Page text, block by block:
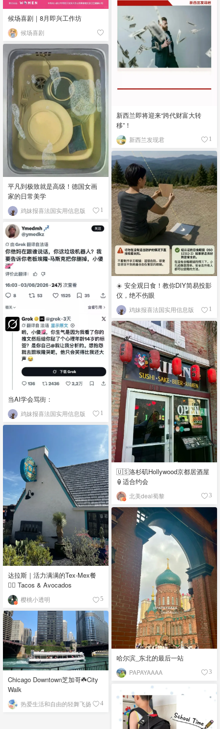
候场喜剧｜8月即兴工作坊
候场喜剧
新西兰即将迎来“跨代财富大转
移”！
新西兰发现君 1
平凡到极致就是高级！德国女画
家的日常美学
鸡妹报喜法国实用信息版 1
☀️ 安全观日食！教你DIY简易投影
仪，绝不伤眼
鸡妹报喜法国实用信息版 1
当AI学会骂街：
鸡妹报喜法国实用信息版 1
🇺🇸洛杉矶Hollywood京都居酒屋
🏮适合约会
北美deal蜀黎 3
达拉斯｜活力满满的Tex-Mex餐
👉🏼 Tacos & Avocados
樱桃小透明 5
哈尔滨_东北的最后一站
PAPAYAAAA 3
Chicago Downtown芝加哥☘️City
Walk
热爱生活和自由的轻舞飞扬 4